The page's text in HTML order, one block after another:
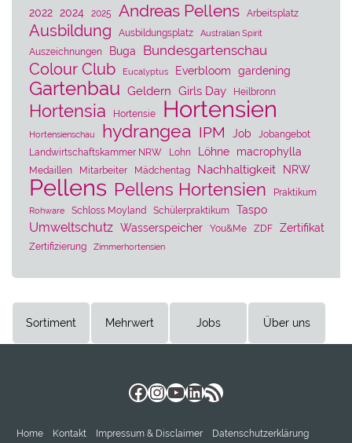
2022 2024 2025 Andreas Pellens Arbeitsplatz
Ausbildung Ausbildungsplatz Australian Spirit
Auszeichnungen Buga Bundesgartenschau
Colour Club Eucalyptus Everbloom gardening
Gartenbau Geldern Girls Day Heilbronn
Hortensia Hortensie Hortensien
Hortensienschau hydrangea IPM Job
Jobangebot
Landwirtschaftskammer NRW
Lohn Löhne macrophylla
Medaillen Mitarbeiter Mädchentag Nachhaltigkeit NRW
Pellens Pellens Hortensien Praktikum
Rohware Schloss Moyland Schülerpraktikum Taspo
Umweltschutz Wasserspeicher You&Me ZDF Zertifikat
Zertifizierung Zimmerhortensien
Sortiment Mehrwert Jobs Über uns
Facebook
Instagram
YouTube
LinkedIn
RSS-Feed
Home Kontakt Impressum & Disclaimer Datenschutzerklärung